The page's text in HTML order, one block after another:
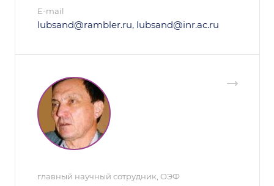
E-mail
lubsand@rambler.ru, lubsand@inr.ac.ru
главный научный сотрудник, ОЭФ